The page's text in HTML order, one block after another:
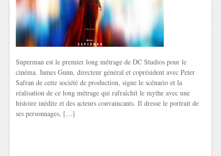
Superman est le premier long métrage de DC Studios pour le
cinéma. James Gunn, directeur général et coprésident avec Peter
Safran de cette société de production, signe le scénario et la
réalisation de ce long métrage qui rafraîchit le mythe avec une
histoire inédite et des acteurs convaincants. Il dresse le portrait de
ses personnages, […]